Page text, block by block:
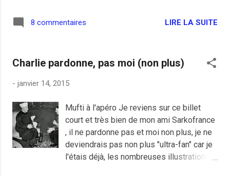
vivre-ensemble parce que sa fille allait
communisme. Quand le totalitarisme
ne tient plus. Je refuse de faire ce pari là
sens de mon engagement au Front
national le seul recours possible pour
stopper l’islamisation de la France. Nous
devons, de manière ferme et claire,
engager la lutte pour la dé-islamisation de
notre pays. Sinon notre fière civilisation
8 commentaires LIRE LA SUITE
Charlie pardonne, pas moi (non plus)
- janvier 14, 2015
Mufti à l'apéro Je reviens sur ce billet
court et très bien de mon ami Sarkofrance
, il ne pardonne pas et moi non plus, je ne
deviendrais pas non plus "ultra-fan" car je
l'étais déjà, les nombreuses illustrations